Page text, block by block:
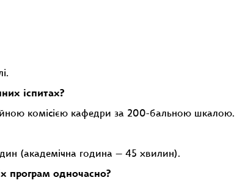
іспитах?
комісією кафедри за 200-бальною шкалою.
(академічна година — 45 хвилин).
програм одночасно?